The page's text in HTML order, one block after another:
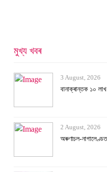
মুখ্য খবৰ
2 August, 2026
অৰুণাচল-
8 August, 2026
‘দেশৰ ৮৩%